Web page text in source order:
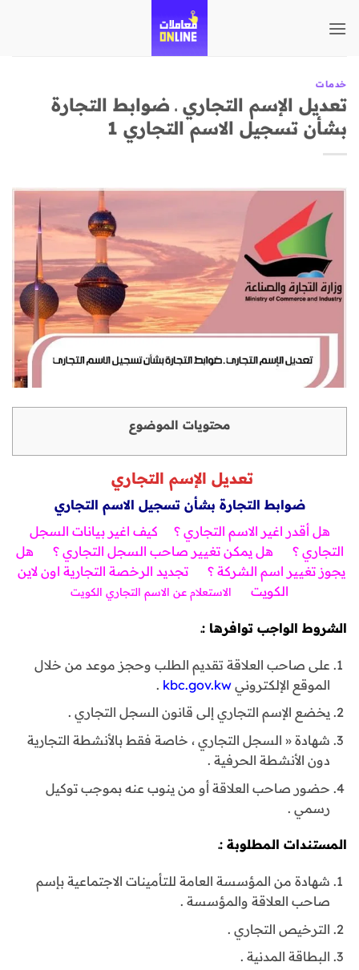
للمحتوى
خدمات
تعديل الإسم التجاري ـ ضوابط التجارة
بشأن تسجيل الاسم التجاري 1
محتويات الموضوع
تعديل الإسم التجاري
ضوابط التجارة بشأن تسجيل الاسم التجاري
هل أقدر اغير الاسم التجاري ؟
كيف اغير بيانات السجل
التجاري ؟
هل يمكن تغيير صاحب السجل التجاري ؟
هل
يجوز تغيير اسم الشركة ؟
تجديد الرخصة التجارية اون لاين
الكويت
الاستعلام عن الاسم التجاري الكويت
الشروط الواجب توافرها :ـ
على صاحب العلاقة تقديم الطلب وحجز موعد من خلال
الموقع الإلكتروني kbc.gov.kw
.
يخضع الإسم التجاري إلى قانون السجل التجاري .
شهادة « السجل التجاري ، خاصة فقط بالأنشطة التجارية
دون الأنشطة الحرفية .
حضور صاحب العلاقة أو من ينوب عنه بموجب توكيل
رسمي .
المستندات المطلوبة :ـ
شهادة من المؤسسة العامة للتأمينات الاجتماعية بإسم
صاحب العلاقة والمؤسسة .
الترخيص التجاري .
البطاقة المدنية .